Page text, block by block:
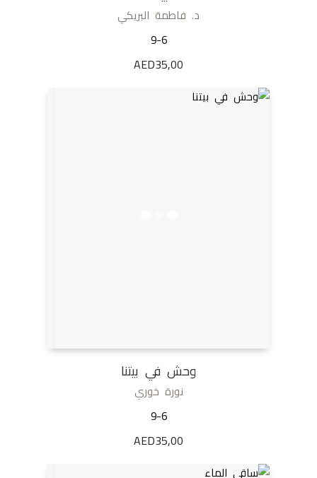
د. فاطمة البريكي
9-6
AED35,00
وحش في بيتنا
نورة خوري
9-6
AED35,00